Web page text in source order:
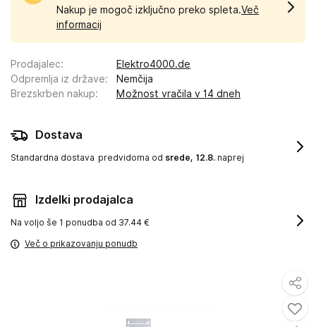
Nakup je mogoč izključno preko spleta.Več
informacij
Prodajalec:
Elektro4000.de
Odpremlja iz države:
Nemčija
Brezskrben nakup: Možnost vračila v 14 dneh
Dostava
Standardna dostava predvidoma od srede, 12.8. naprej
Izdelki prodajalca
Na voljo še 1 ponudba od 37.44 €
Več o prikazovanju ponudb